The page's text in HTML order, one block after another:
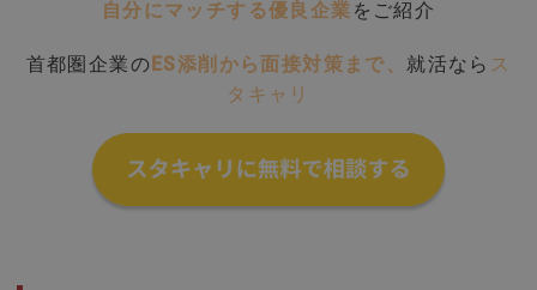
自分にマッチする優良企業 をご紹介
首都圏企業の ES添削から面接対策まで、就活なら ス
タキャリ